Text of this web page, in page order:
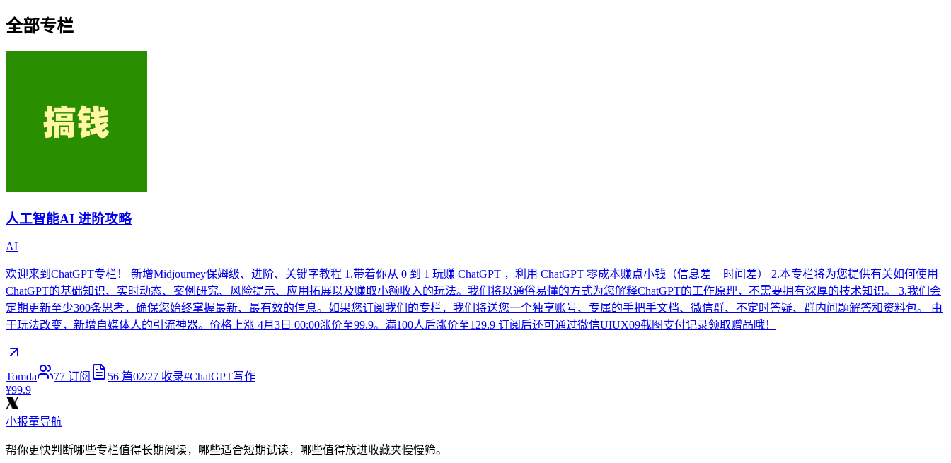
全部专栏
人工智能AI 进阶攻略
AI
欢迎来到ChatGPT专栏！ 新增Midjourney保姆级、进阶、关键字教程 1.带着你从 0 到 1 玩赚 ChatGPT ，利用 ChatGPT 零成本赚点小钱（信息差 + 时间差） 2.本专栏将为您提供有关如何使用
ChatGPT的基础知识、实时动态、案例研究、风险提示、应用拓展以及赚取小额收入的玩法。我们将以通俗易懂的方式为您解释ChatGPT的工作原理，不需要拥有深厚的技术知识。 3.我们会
定期更新至少300条思考，确保您始终掌握最新、最有效的信息。如果您订阅我们的专栏，我们将送您一个独享账号、专属的手把手文档、微信群、不定时答疑、群内问题解答和资料包。 由
于玩法改变，新增自媒体人的引流神器。价格上涨 4月3日 00:00涨价至99.9。满100人后涨价至129.9 订阅后还可通过微信UIUX09截图支付记录领取赠品哦！
Tomda 77 订阅 56 篇02/27 收录#ChatGPT写作
¥99.9
小报童导航
帮你更快判断哪些专栏值得长期阅读，哪些适合短期试读，哪些值得放进收藏夹慢慢筛。